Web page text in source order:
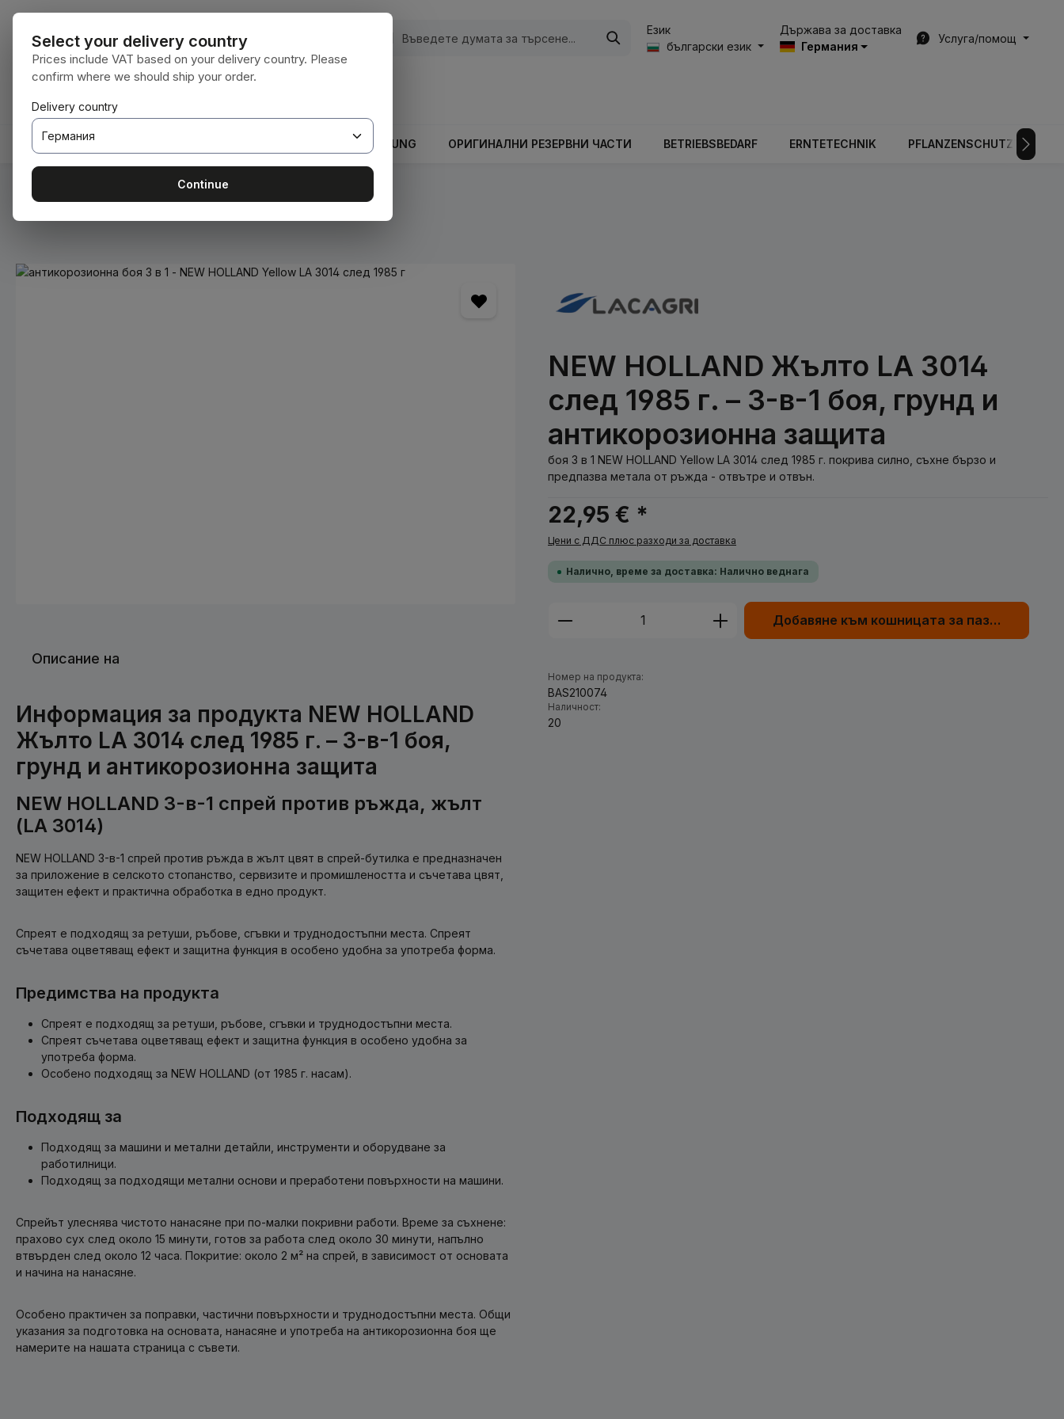
към основното съдържание
Преминете към търсенето
Преминете към основната навигация
Език
български език
Държава за доставка
Германия
Услуга/помощ
НАЧАЛНА СТРАНИЦА BODENBEARBEITUNG ОРИГИНАЛНИ РЕЗЕРВНИ ЧАСТИ BETRIEBSBEDARF ERNTETECHNIK PFLANZENSCHUTZTECHNIK
Вие сте тук: Бои и лакове
Пропуснете галерия с изображения
NEW HOLLAND Жълто LA 3014
след 1985 г. – 3-в-1 боя, грунд и
антикорозионна защита
боя 3 в 1 NEW HOLLAND Yellow LA 3014 след 1985 г. покрива силно, съхне бързо и
предпазва метала от ръжда - отвътре и отвън.
22,95 € *
Цени с ДДС плюс разходи за доставка
Налично, време за доставка: Налично веднага
Количество на продукта: Въведете желаната сума
Добавяне към кошницата за пазаруване
Номер на продукта:
BAS210074
Наличност:
20
Описание на
Информация за продукта NEW HOLLAND
Жълто LA 3014 след 1985 г. – 3-в-1 боя,
грунд и антикорозионна защита
NEW HOLLAND 3-в-1 спрей против ръжда, жълт
(LA 3014)
NEW HOLLAND 3-в-1 спрей против ръжда в жълт цвят в спрей-бутилка е предназначен
за приложение в селското стопанство, сервизите и промишлеността и съчетава цвят,
защитен ефект и практична обработка в едно продукт.
Спреят е подходящ за ретуши, ръбове, сгъвки и труднодостъпни места. Спреят
съчетава оцветяващ ефект и защитна функция в особено удобна за употреба форма.
Предимства на продукта
Спреят е подходящ за ретуши, ръбове, сгъвки и труднодостъпни места.
Спреят съчетава оцветяващ ефект и защитна функция в особено удобна за
употреба форма.
Особено подходящ за NEW HOLLAND (от 1985 г. насам).
Подходящ за
Подходящ за машини и метални детайли, инструменти и оборудване за
работилници.
Подходящ за подходящи метални основи и преработени повърхности на машини.
Спрейът улеснява чистото нанасяне при по-малки покривни работи. Време за съхнене:
прахово сух след около 15 минути, готов за работа след около 30 минути, напълно
втвърден след около 12 часа. Покритие: около 2 м² на спрей, в зависимост от основата
и начина на нанасяне.
Особено практичен за поправки, частични повърхности и труднодостъпни места. Общи
указания за подготовка на основата, нанасяне и употреба на антикорозионна боя ще
намерите на нашата страница с съвети.
Select your delivery country
Prices include VAT based on your delivery country. Please
confirm where we should ship your order.
Delivery country
Continue